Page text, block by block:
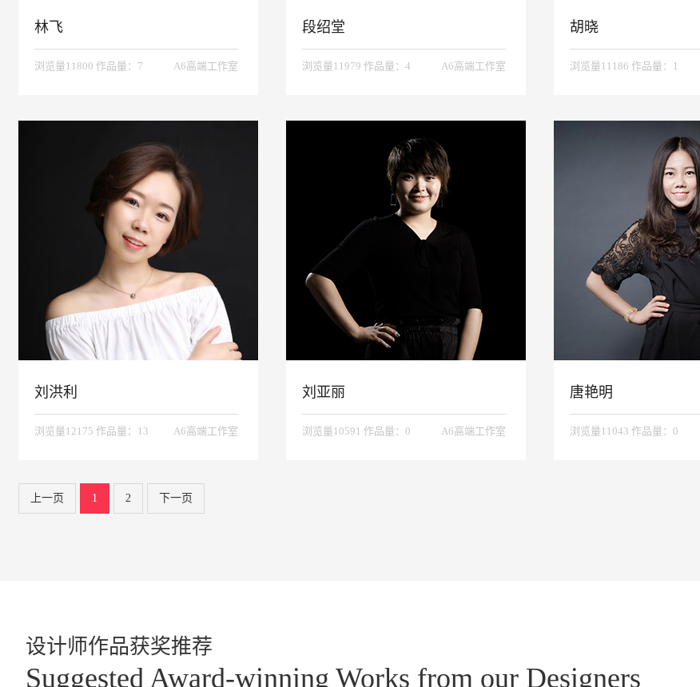
林飞
A6高端工作室
浏览量11800 作品量：7
段绍堂
A6高端工作室
浏览量11979 作品量：4
胡晓
浏览量11186 作品量：1
刘洪利
A6高端工作室
浏览量12175 作品量：13
刘亚丽
A6高端工作室
浏览量10591 作品量：0
唐艳明
浏览量11043 作品量：0
上一页 1 2 下一页
设计师作品获奖推荐
Suggested Award-winning Works from our Designers